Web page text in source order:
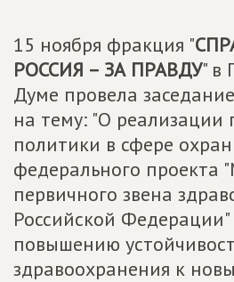
15 ноября фракция "
РОССИЯ – ЗА ПРАВДУ" в
Думе провела
на тему: "О реализации
политики в сфере
федерального проекта
первичного звена
Российской
повышению
здравоохранения к